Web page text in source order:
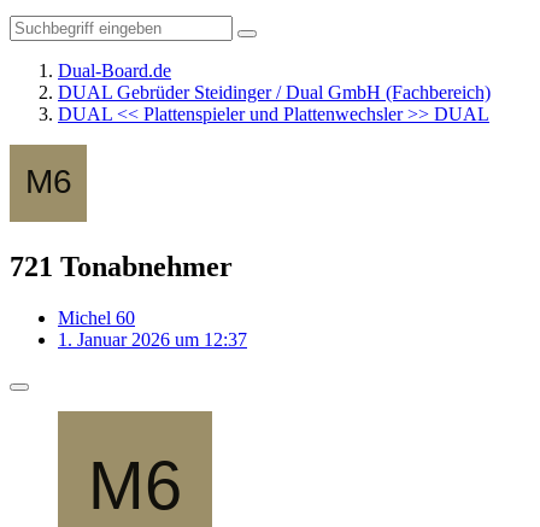
Dual-Board.de
DUAL Gebrüder Steidinger / Dual GmbH (Fachbereich)
DUAL << Plattenspieler und Plattenwechsler >> DUAL
721 Tonabnehmer
Michel 60
1. Januar 2026 um 12:37